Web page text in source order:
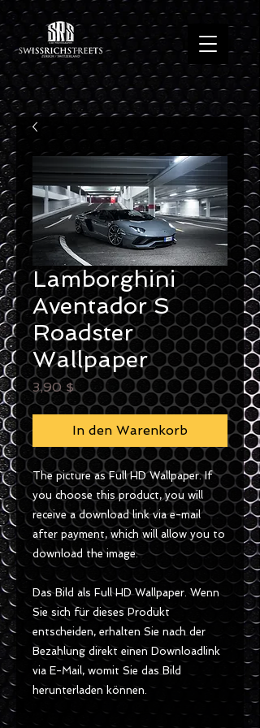
Lamborghini
Aventador S
Roadster
Wallpaper
3,90 $Preis
In den Warenkorb
The picture as Full HD Wallpaper. If
you choose this product, you will
receive a download link via e-mail
after payment, which will allow you to
download the image.
Das Bild als Full HD Wallpaper. Wenn
Sie sich für dieses Produkt
entscheiden, erhalten Sie nach der
Bezahlung direkt einen Downloadlink
via E-Mail, womit Sie das Bild
herunterladen können.